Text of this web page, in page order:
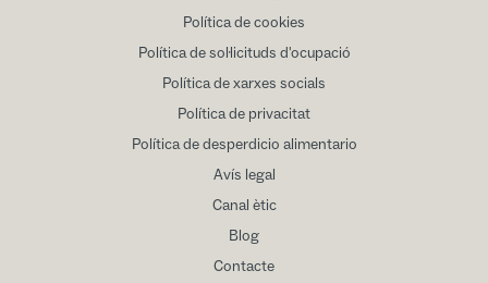
Política de cookies
Política de sol·licituds d'ocupació
Política de xarxes socials
Política de privacitat
Política de desperdicio alimentario
Avís legal
Canal ètic
Blog
Contacte